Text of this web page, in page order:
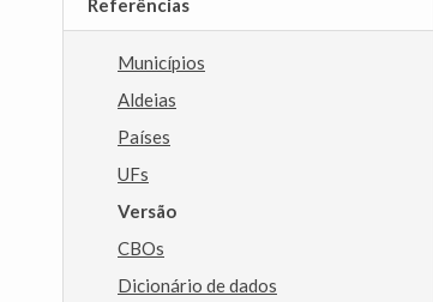
Referências
Municípios
Aldeias
Países
UFs
Versão
CBOs
Dicionário de dados